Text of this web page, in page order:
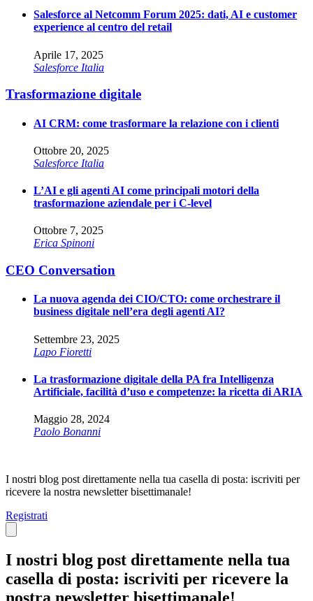
Salesforce al Netcomm Forum 2025: dati, AI e customer
experience al centro del retail
Aprile 17, 2025
Salesforce Italia
Trasformazione digitale
AI CRM: come trasformare la relazione con i clienti
Ottobre 20, 2025
Salesforce Italia
L’AI e gli agenti AI come principali motori della
trasformazione aziendale per i C-level
Ottobre 7, 2025
Erica Spinoni
CEO Conversation
La nuova agenda dei CIO/CTO: come orchestrare il
business digitale nell’era degli agenti AI?
Settembre 23, 2025
Lapo Fioretti
La trasformazione digitale della PA fra Intelligenza
Artificiale, facilità d’uso e competenze: la ricetta di ARIA
Maggio 28, 2024
Paolo Bonanni
I nostri blog post direttamente nella tua casella di posta: iscriviti per
ricevere la nostra newsletter bisettimanale!
Registrati
Close
I nostri blog post direttamente nella tua
casella di posta: iscriviti per ricevere la